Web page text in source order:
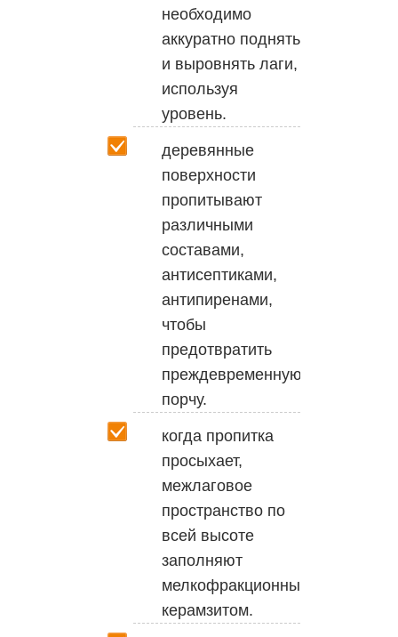
необходимо
аккуратно поднять
и выровнять лаги,
используя
уровень.
деревянные
поверхности
пропитывают
различными
составами,
антисептиками,
антипиренами,
чтобы
предотвратить
преждевременную
порчу.
когда пропитка
просыхает,
межлаговое
пространство по
всей высоте
заполняют
мелкофракционным
керамзитом.